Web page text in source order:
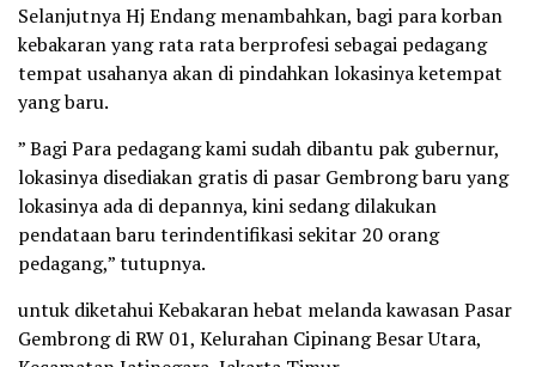
Selanjutnya Hj Endang menambahkan, bagi para korban
kebakaran yang rata rata berprofesi sebagai pedagang
tempat usahanya akan di pindahkan lokasinya ketempat
yang baru.
” Bagi Para pedagang kami sudah dibantu pak gubernur,
lokasinya disediakan gratis di pasar Gembrong baru yang
lokasinya ada di depannya, kini sedang dilakukan
pendataan baru terindentifikasi sekitar 20 orang
pedagang,” tutupnya.
untuk diketahui Kebakaran hebat melanda kawasan Pasar
Gembrong di RW 01, Kelurahan Cipinang Besar Utara,